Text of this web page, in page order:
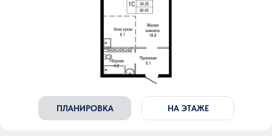
ПЛАНИРОВКА НА ЭТАЖЕ